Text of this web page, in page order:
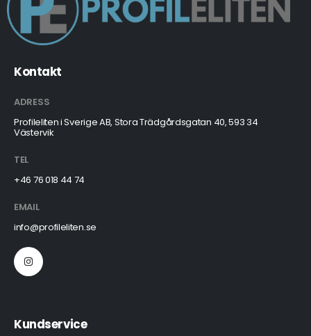
Kontakt
ADRESS
Profileliten i Sverige AB, Stora Trädgårdsgatan 40, 593 34
Västervik
TEL
+46 76 018 44 74
EMAIL
info@profileliten.se
Kundservice